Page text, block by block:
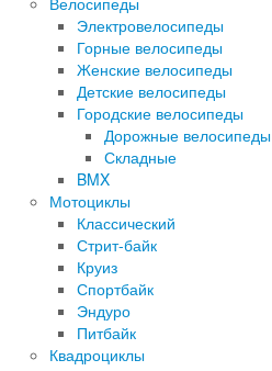
Электровелосипеды
Горные велосипеды
Женские велосипеды
Детские велосипеды
Городские велосипеды
Дорожные велосипеды
Складные
BMX
Мотоциклы
Классический
Стрит-байк
Круиз
Спортбайк
Эндуро
Питбайк
Квадроциклы